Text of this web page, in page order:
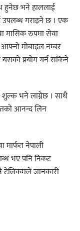
हुनेछ भने हाललाई
उपलब्ध गराइने छ । एक
मासिक रुपमा सेवा
आफ्नो मोबाइल नम्बर
यसको प्रयोग गर्न सकिने
शुल्क भने लाग्नेछ । साथै
आनन्द लिन
मार्फत नेपाली
भए पनि निकट
टेलिकमले जानकारी